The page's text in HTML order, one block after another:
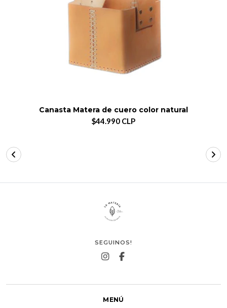
Canasta Matera de cuero color natural
$44.990 CLP
SEGUINOS!
MENÚ